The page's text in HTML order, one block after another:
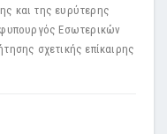
και της ευρύτερης
Εσωτερικών
σχετικής επίκαιρης